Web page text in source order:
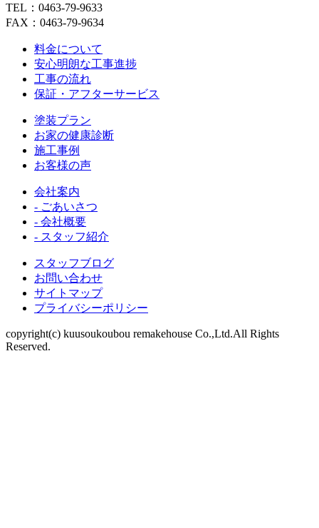
TEL：0463-79-9633
FAX：0463-79-9634
料金について
安心明朗な工事進捗
工事の流れ
保証・アフターサービス
塗装プラン
お家の健康診断
施工事例
お客様の声
会社案内
- ごあいさつ
- 会社概要
- スタッフ紹介
スタッフブログ
お問い合わせ
サイトマップ
プライバシーポリシー
copyright(c) kuusoukoubou remakehouse Co.,Ltd.All Rights
Reserved.